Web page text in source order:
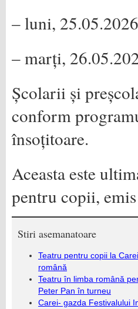
– luni,
– marți,
Școlarii și
conform
însoțitoare.
Aceasta este
pentru copii,
Stiri asemanatoare
Teatru pentru copii la
română
Teatru în limba română
Peter Pan în turneu
Carei- gazda Festivalului